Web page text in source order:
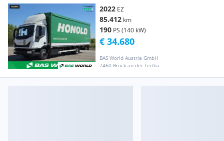
2022 EZ
85.412 km
190 PS (140 kW)
BAS World Austria GmbH
2460 Bruck an der Leitha
€ 34.680